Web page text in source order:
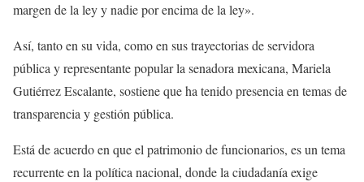
margen de la ley y nadie por encima de la ley».
Así, tanto en su vida, como en sus trayectorias de servidora
pública y representante popular la senadora mexicana, Mariela
Gutiérrez Escalante, sostiene que ha tenido presencia en temas de
transparencia y gestión pública.
Está de acuerdo en que el patrimonio de funcionarios, es un tema
recurrente en la política nacional, donde la ciudadanía exige